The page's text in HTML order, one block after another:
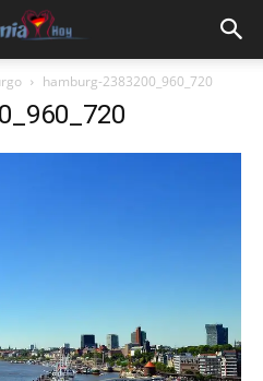
hamburg-2383200_960_720